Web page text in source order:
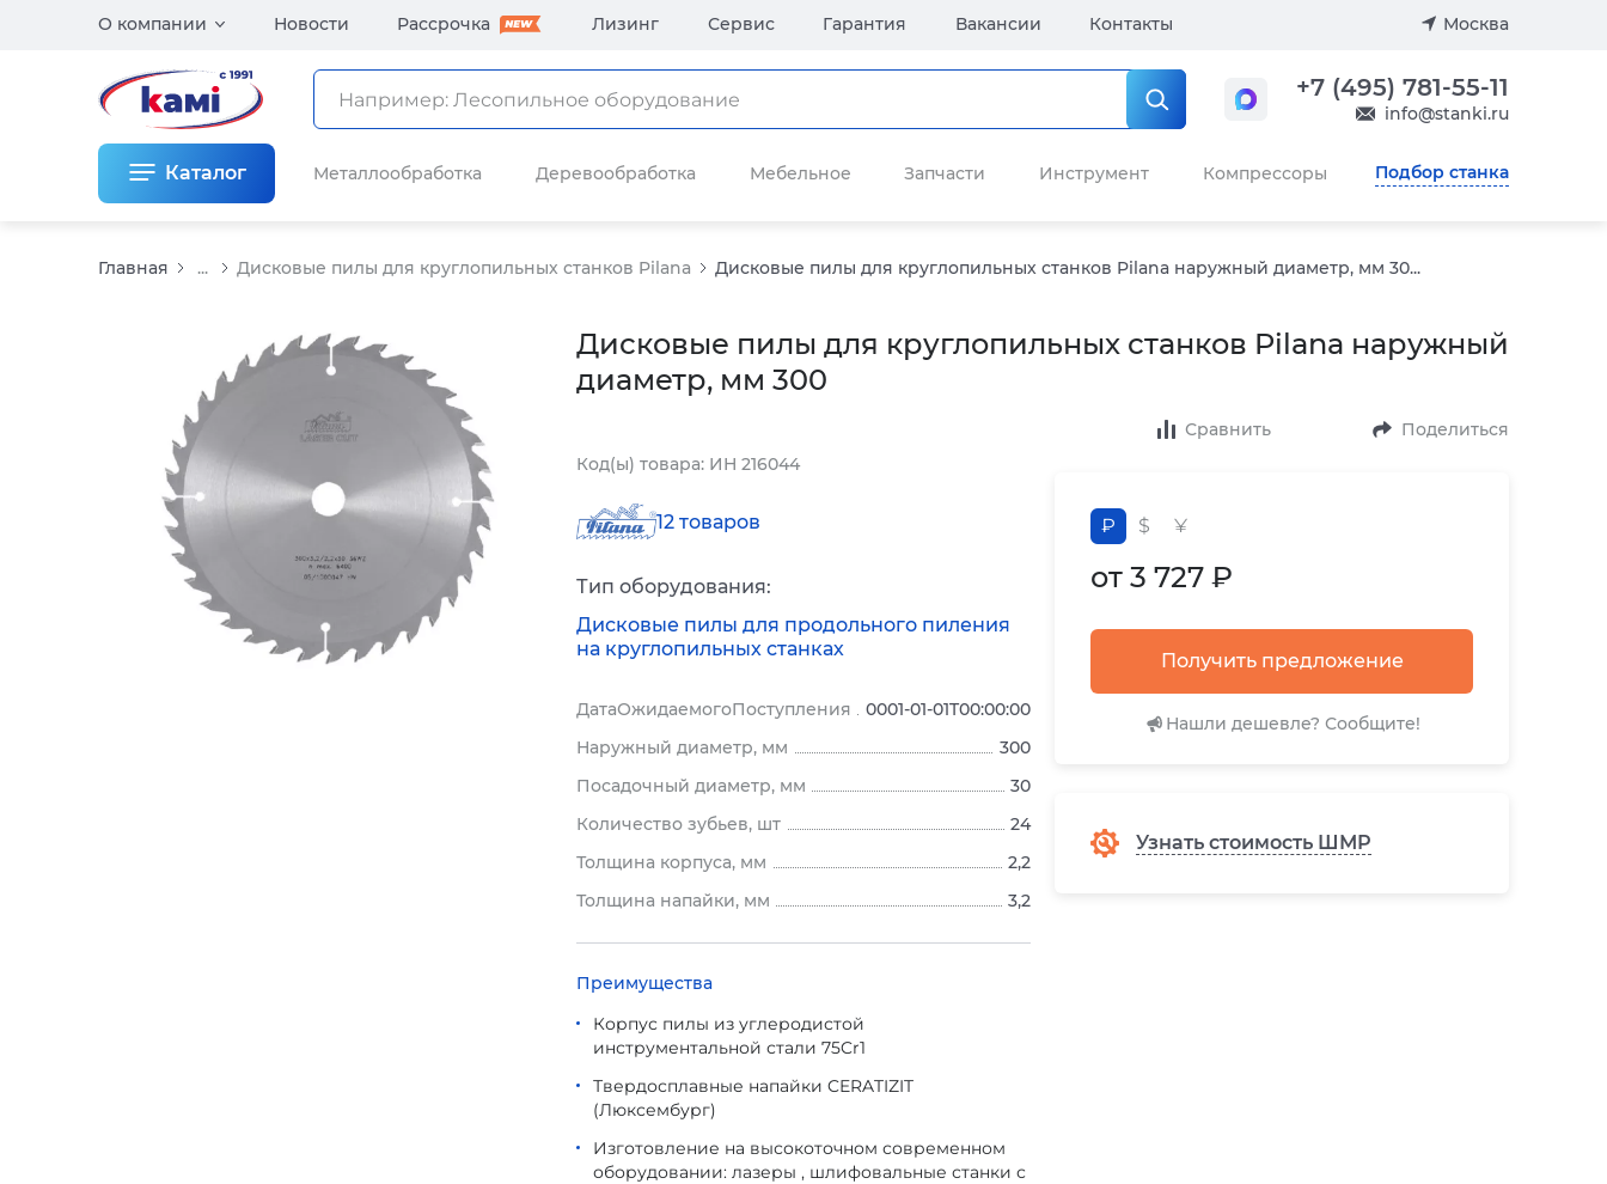
О компании Новости Рассрочка Лизинг Сервис Гарантия Вакансии Контакты Москва
+7 (495) 781-55-11
info@stanki.ru
Каталог Металлообработка Деревообработка Мебельное Запчасти Инструмент Компрессоры Подбор станка
Главная ... Дисковые пилы для круглопильных станков Pilana Дисковые пилы для круглопильных станков Pilana наружный диаметр, мм 30...
Дисковые пилы для круглопильных станков Pilana наружный
диаметр, мм 300
Код(ы) товара: ИН 216044
Сравнить Поделиться
₽ $ ¥
от 3 727 ₽
Получить предложение
Нашли дешевле? Сообщите!
Узнать стоимость ШМР
12 товаров
Тип оборудования:
Дисковые пилы для продольного пиления
на круглопильных станках
ДатаОжидаемогоПоступления
0001-01-01T00:00:00
Наружный диаметр, мм
300
Посадочный диаметр, мм
30
Количество зубьев, шт
24
Толщина корпуса, мм
2,2
Толщина напайки, мм
3,2
Преимущества
Корпус пилы из углеродистой
инструментальной стали 75Cr1
Твердосплавные напайки CERATIZIT
(Люксембург)
Изготовление на высокоточном современном
оборудовании: лазеры , шлифовальные станки с